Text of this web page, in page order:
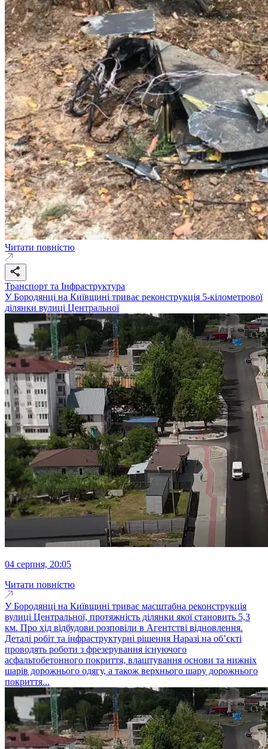
Читати повністю
Транспорт та Інфраструктура
У Бородянці на Київщині триває реконструкція 5-кілометрової
ділянки вулиці Центральної
04 серпня, 20:05
Читати повністю
У Бородянці на Київщині триває масштабна реконструкція
вулиці Центральної, протяжність ділянки якої становить 5,3
км. Про хід відбудови розповіли в Агентстві відновлення.
Деталі робіт та інфраструктурні рішення Наразі на об’єкті
проводять роботи з фрезерування існуючого
асфальтобетонного покриття, влаштування основи та нижніх
шарів дорожнього одягу, а також верхнього шару дорожнього
покриття...